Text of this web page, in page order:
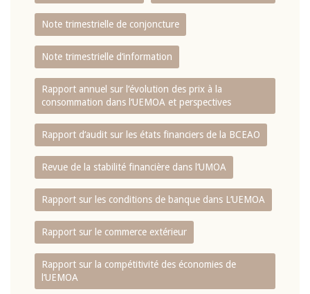
Note trimestrielle de conjoncture
Note trimestrielle d‘information
Rapport annuel sur l‘évolution des prix à la
consommation dans l‘UEMOA et perspectives
Rapport d‘audit sur les états financiers de la BCEAO
Revue de la stabilité financière dans l‘UMOA
Rapport sur les conditions de banque dans L‘UEMOA
Rapport sur le commerce extérieur
Rapport sur la compétitivité des économies de
l‘UEMOA